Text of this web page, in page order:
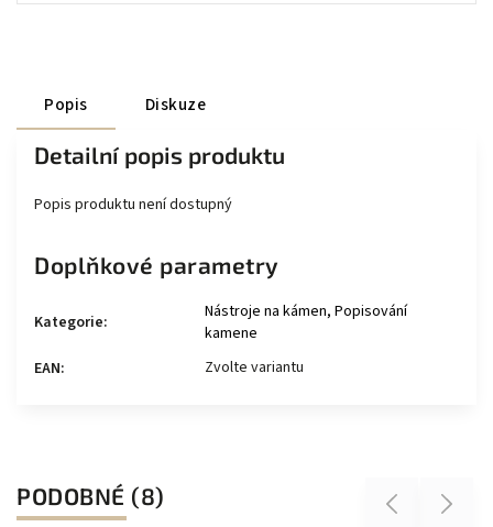
Popis Diskuze
Detailní popis produktu
Popis produktu není dostupný
Doplňkové parametry
Kategorie:
Nástroje na kámen, Popisování
kamene
EAN: Zvolte variantu
PODOBNÉ (8) Previous Next